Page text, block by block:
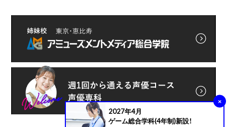
2027年4月
ゲーム総合学科(4年制)新設！
×